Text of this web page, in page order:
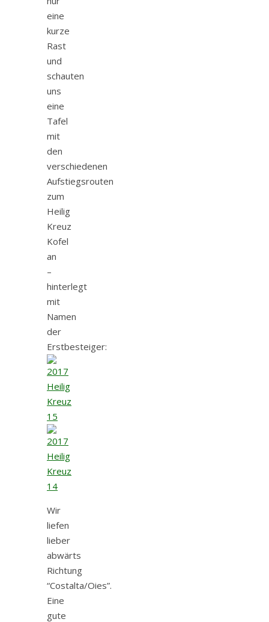
eine
kurze
Rast
und
schauten
uns
eine
Tafel
mit
den
verschiedenen
Aufstiegsrouten
zum
Heilig
Kreuz
Kofel
an
–
hinterlegt
mit
Namen
der
Erstbesteiger:
Wir
liefen
lieber
abwärts
Richtung
“Costalta/Oies”.
Eine
gute